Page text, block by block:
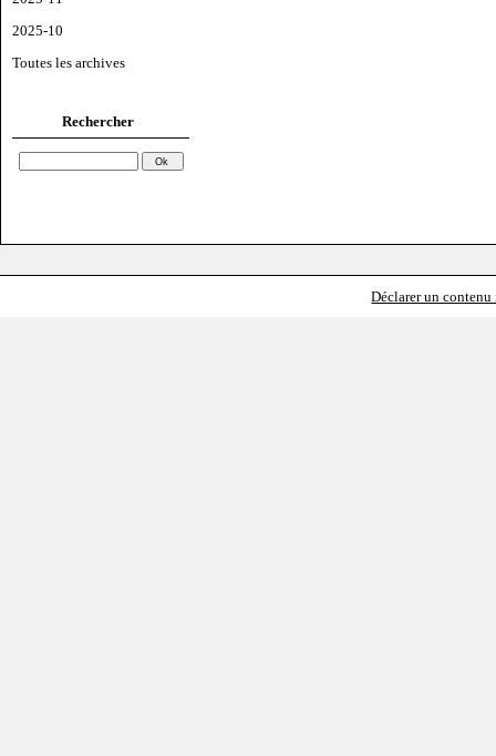
2025-10
Toutes les archives
Rechercher
Déclarer un